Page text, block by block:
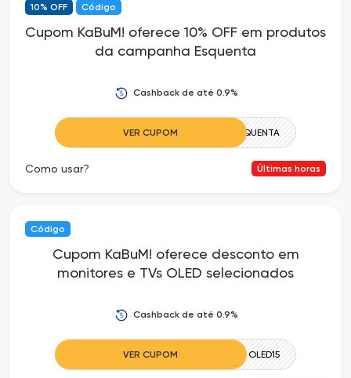
10% OFF Código
Cupom KaBuM! oferece 10% OFF em produtos
da campanha Esquenta
Cashback de até 0.9%
VER CUPOM ESQUENTA
Como usar? Últimas horas
Código
Cupom KaBuM! oferece desconto em
monitores e TVs OLED selecionados
Cashback de até 0.9%
VER CUPOM OLED15